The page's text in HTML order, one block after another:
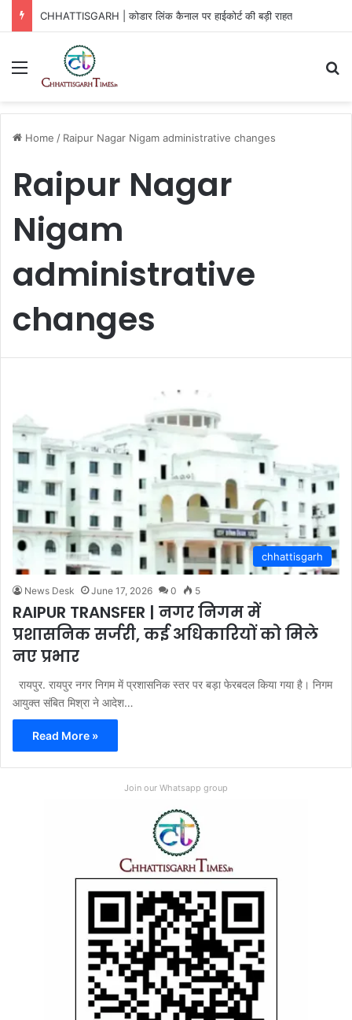
CHHATTISGARH | कोडार लिंक कैनाल पर हाईकोर्ट की बड़ी राहत
Menu
Home / Raipur Nagar Nigam administrative changes
Raipur Nagar
Nigam
administrative
changes
chhattisgarh
News Desk June 17, 2026 0 5
RAIPUR TRANSFER | नगर निगम में
प्रशासनिक सर्जरी, कई अधिकारियों को मिले
नए प्रभार
रायपुर. रायपुर नगर निगम में प्रशासनिक स्तर पर बड़ा फेरबदल किया गया है। निगम
आयुक्त संबित मिश्रा ने आदेश…
Read More »
Join our Whatsapp group